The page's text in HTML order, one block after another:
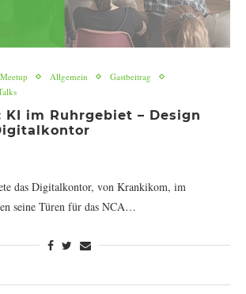
Allgemein
Gastbeitrag
KI im Ruhrgebiet – Design
das Digitalkontor, von Krankikom, im
seine Türen für das NCA…